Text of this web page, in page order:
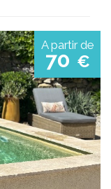
A partir de
70 €